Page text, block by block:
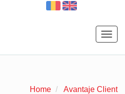
Home Avantaje Client